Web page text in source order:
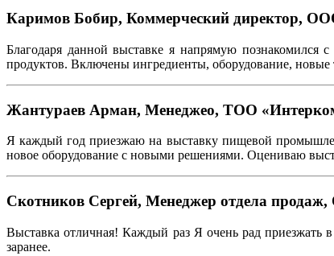
Каримов Бобир, Коммерческий директор,
Благодаря данной выставке я напрямую познакомился
продуктов. Включены ингредиенты, оборудование, новые
Жантураев Арман, Менеджео, ТОО
Я каждый год приезжаю на выставку пищевой
новое оборудование с новыми решениями. Оцениваю
Скотников Сергей, Менеджер отдела
Выставка отличная! Каждый раз Я очень рад приезжать
заранее.